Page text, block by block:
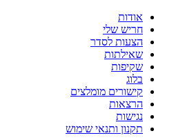
אודות
חריש שלי
הצעות לסדר
שאילתות
שקיפות
בלוג
קישורים מומלצים
הרצאות
נגישות
תקנון ותנאי שימוש